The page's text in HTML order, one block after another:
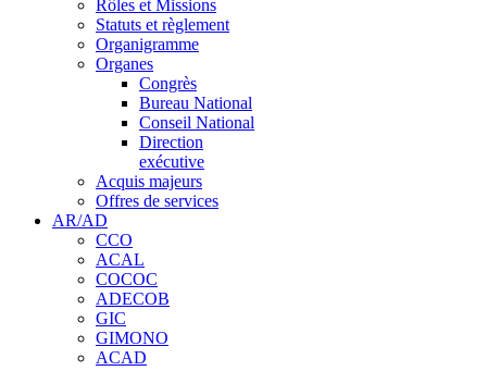
Rôles et Missions
Statuts et règlement
Organigramme
Organes
Congrès
Bureau National
Conseil National
Direction
exécutive
Acquis majeurs
Offres de services
AR/AD
CCO
ACAL
COCOC
ADECOB
GIC
GIMONO
ACAD